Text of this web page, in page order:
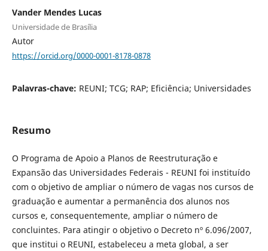
Vander Mendes Lucas
Universidade de Brasília
Autor
https://orcid.org/0000-0001-8178-0878
Palavras-chave: REUNI; TCG; RAP; Eficiência; Universidades
Resumo
O Programa de Apoio a Planos de Reestruturação e
Expansão das Universidades Federais - REUNI foi instituído
com o objetivo de ampliar o número de vagas nos cursos de
graduação e aumentar a permanência dos alunos nos
cursos e, consequentemente, ampliar o número de
concluintes. Para atingir o objetivo o Decreto nº 6.096/2007,
que institui o REUNI, estabeleceu a meta global, a ser